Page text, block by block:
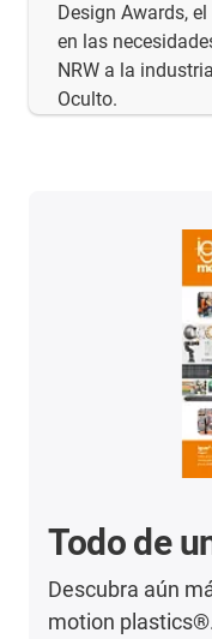
Design Awards,
en las
NRW a la
Oculto.
Todo de
Descubra aún
motion